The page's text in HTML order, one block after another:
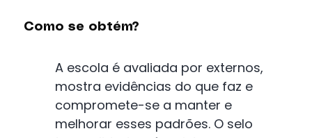
A escola é avaliada por externos,
mostra evidências do que faz e
compromete-se a manter e
melhorar esses padrões. O selo
Como se obtém?